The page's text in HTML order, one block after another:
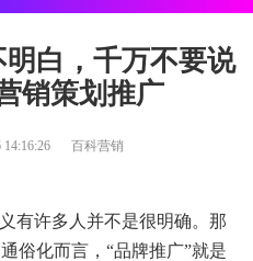
白，千万不要说
销策划推广
百科营销
有许多人并不是很明确。那
俗化而言，“品牌推广”就是